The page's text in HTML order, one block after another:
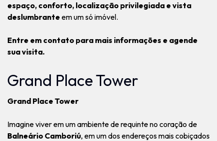
espaço, conforto, localização privilegiada e vista
deslumbrante em um só imóvel.
Entre em contato para mais informações e agende
sua visita.
Grand Place Tower
Grand Place Tower
Imagine viver em um ambiente de requinte no coração de
Balneário Camboriú, em um dos endereços mais cobiçados